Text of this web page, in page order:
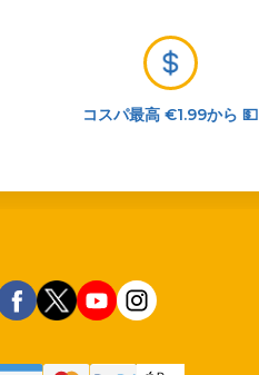
コスパ最高 €1.99から 💵